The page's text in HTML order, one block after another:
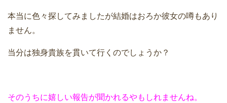
本当に色々探してみましたが結婚はおろか彼女の噂もあり
ません。
当分は独身貴族を貫いて行くのでしょうか？
そのうちに嬉しい報告が聞かれるやもしれませんね。